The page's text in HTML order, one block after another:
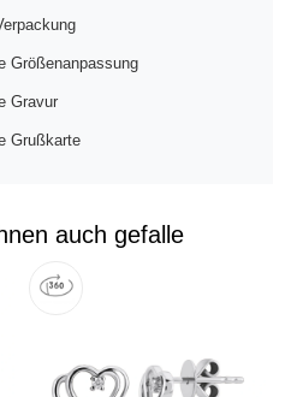
Größenanpassung
Gravur
Grußkarte
auch gefalle